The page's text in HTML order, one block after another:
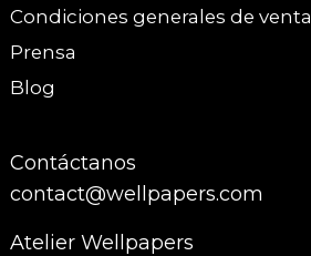
Condiciones generales de venta
Prensa
Blog
Contáctanos
contact@wellpapers.com
Atelier Wellpapers